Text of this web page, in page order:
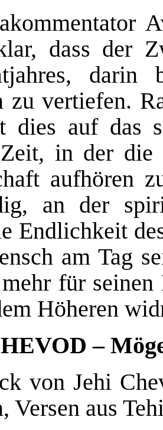
dass der
zu vertiefen.
dies auf das
in der die
aufhören
an der
Endlichkeit
am Tag
für seinen
Höheren
–
von Jehi
Versen aus